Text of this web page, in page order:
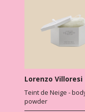
Lorenzo Villoresi
Teint de Neige -
powder